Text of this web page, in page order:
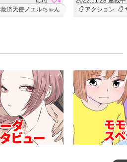
救済天使ノエルちゃん
アクション